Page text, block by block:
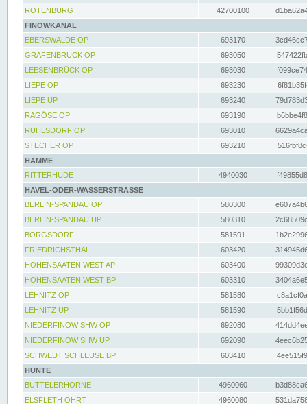
ROTENBURG
42700100
FINOWKANAL
EBERSWALDE OP
693170
GRAFENBRÜCK OP
693050
LEESENBRÜCK OP
693030
LIEPE OP
693230
LIEPE UP
693240
RAGÖSE OP
693190
RUHLSDORF OP
693010
STECHER OP
693210
HAMME
RITTERHUDE
4940030
HAVEL-ODER-WASSERSTRASSE
BERLIN-SPANDAU OP
580300
BERLIN-SPANDAU UP
580310
BORGSDORF
581591
FRIEDRICHSTHAL
603420
HOHENSAATEN WEST AP
603400
HOHENSAATEN WEST BP
603310
LEHNITZ OP
581580
LEHNITZ UP
581590
NIEDERFINOW SHW OP
692080
NIEDERFINOW SHW UP
692090
SCHWEDT SCHLEUSE BP
603410
HUNTE
BUTTELERHÖRNE
4960060
ELSFLETH OHRT
4960080